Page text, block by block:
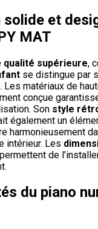
et
MAT
qualité supérieure,
se distingue par
. Les matériaux de
conçue
Son style
également un
harmonieusement
intérieur. Les
permettent de
du piano